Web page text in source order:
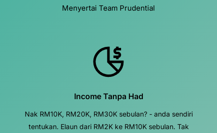
Menyertai Team Prudential
Income Tanpa Had
Nak RM10K, RM20K, RM30K sebulan? - anda sendiri
tentukan. Elaun dari RM2K ke RM10K sebulan. Tak